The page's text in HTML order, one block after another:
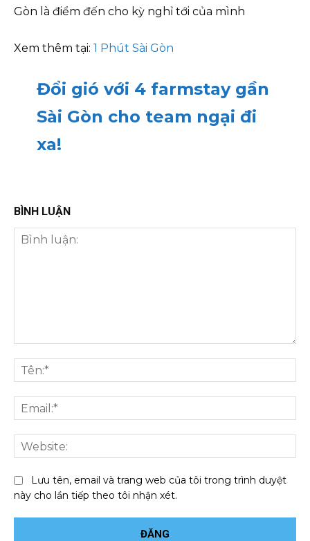
Gòn là điểm đến cho kỳ nghỉ tới của mình
Xem thêm tại: 1 Phút Sài Gòn
Đổi gió với 4 farmstay gần
Sài Gòn cho team ngại đi
xa!
BÌNH LUẬN
luận:
Lưu tên, email và trang web của tôi trong trình duyệt
này cho lần tiếp theo tôi nhận xét.